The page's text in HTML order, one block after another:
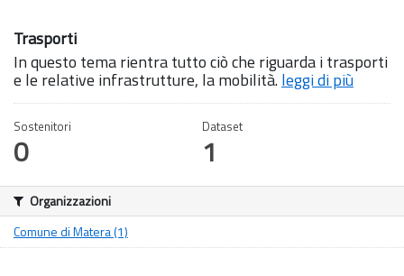
Trasporti
In questo tema rientra tutto ciò che riguarda i trasporti
e le relative infrastrutture, la mobilità.leggi di più
Sostenitori
0
Dataset
1
Organizzazioni
Comune di Matera (1)